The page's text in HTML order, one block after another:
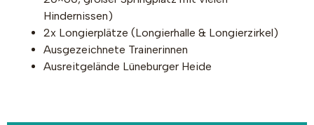
Hindernissen)
2x Longierplätze (Longierhalle & Longierzirkel)
Ausgezeichnete Trainerinnen
Ausreitgelände Lüneburger Heide